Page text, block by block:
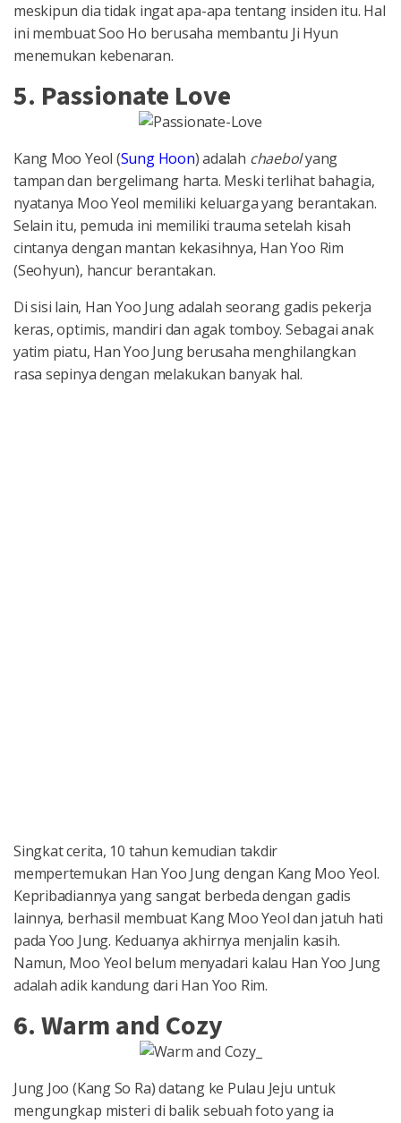
meskipun dia tidak ingat apa-apa tentang insiden itu. Hal
ini membuat Soo Ho berusaha membantu Ji Hyun
menemukan kebenaran.
5. Passionate Love
Kang Moo Yeol (Sung Hoon) adalah chaebolyang
tampan dan bergelimang harta. Meski terlihat bahagia,
nyatanya Moo Yeol memiliki keluarga yang berantakan.
Selain itu, pemuda ini memiliki trauma setelah kisah
cintanya dengan mantan kekasihnya, Han Yoo Rim
(Seohyun), hancur berantakan.
Di sisi lain, Han Yoo Jung adalah seorang gadis pekerja
keras, optimis, mandiri dan agak tomboy. Sebagai anak
yatim piatu, Han Yoo Jung berusaha menghilangkan
rasa sepinya dengan melakukan banyak hal.
Singkat cerita, 10 tahun kemudian takdir
mempertemukan Han Yoo Jung dengan Kang Moo Yeol.
Kepribadiannya yang sangat berbeda dengan gadis
lainnya, berhasil membuat Kang Moo Yeol dan jatuh hati
pada Yoo Jung. Keduanya akhirnya menjalin kasih.
Namun, Moo Yeol belum menyadari kalau Han Yoo Jung
adalah adik kandung dari Han Yoo Rim.
6. Warm and Cozy
Jung Joo (Kang So Ra) datang ke Pulau Jeju untuk
mengungkap misteri di balik sebuah foto yang ia